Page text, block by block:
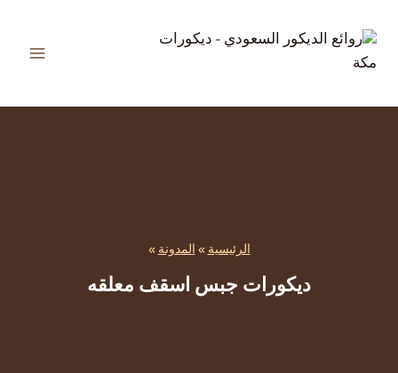
المحتوى
الرئيسية»المدونة»
ديكورات جبس اسقف معلقه